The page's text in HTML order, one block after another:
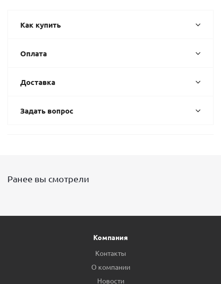
Как купить
Оплата
Доставка
Задать вопрос
Ранее вы смотрели
Компания
Контакты
О компании
Новости